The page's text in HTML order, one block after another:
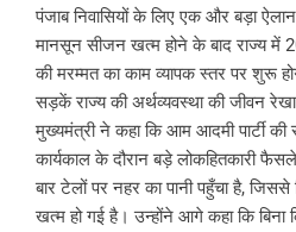
पंजाब निवासियों के लिए एक और बड़ा
मानसून सीजन खत्म होने के बाद राज्य में
की मरम्मत का काम व्यापक स्तर पर शुरू
सड़कें राज्य की अर्थव्यवस्था की जीवन
मुख्यमंत्री ने कहा कि आम आदमी पार्टी
कार्यकाल के दौरान बड़े लोकहितकारी
बार टेलों पर नहर का पानी पहुँचा है,
खत्म हो गई है। उन्होंने आगे कहा कि बिना